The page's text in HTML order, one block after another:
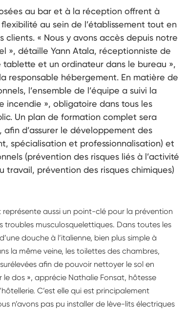
au bar et à la réception offrent à
au sein de l’établissement tout en
clients. « Nous y avons accès depuis notre
», détaille Yann Atala, réceptionniste de
et un ordinateur dans le bureau »,
responsable hébergement. En matière de
l’ensemble de l’équipe a suivi la
incendie », obligatoire dans tous les
Un plan de formation complet sera
d’assurer le développement des
spécialisation et professionnalisation) et
(prévention des risques liés à l’activité
travail, prévention des risques chimiques)
représente aussi un point-clé pour la prévention
troubles musculosquelettiques. Dans toutes les
douche à l’italienne, bien plus simple à
la même veine, les toilettes des chambres,
afin de pouvoir nettoyer le sol en
le dos », apprécie Nathalie Fonsat, hôtesse
C’est elle qui est principalement
n’avons pas pu installer de lève-lits électriques